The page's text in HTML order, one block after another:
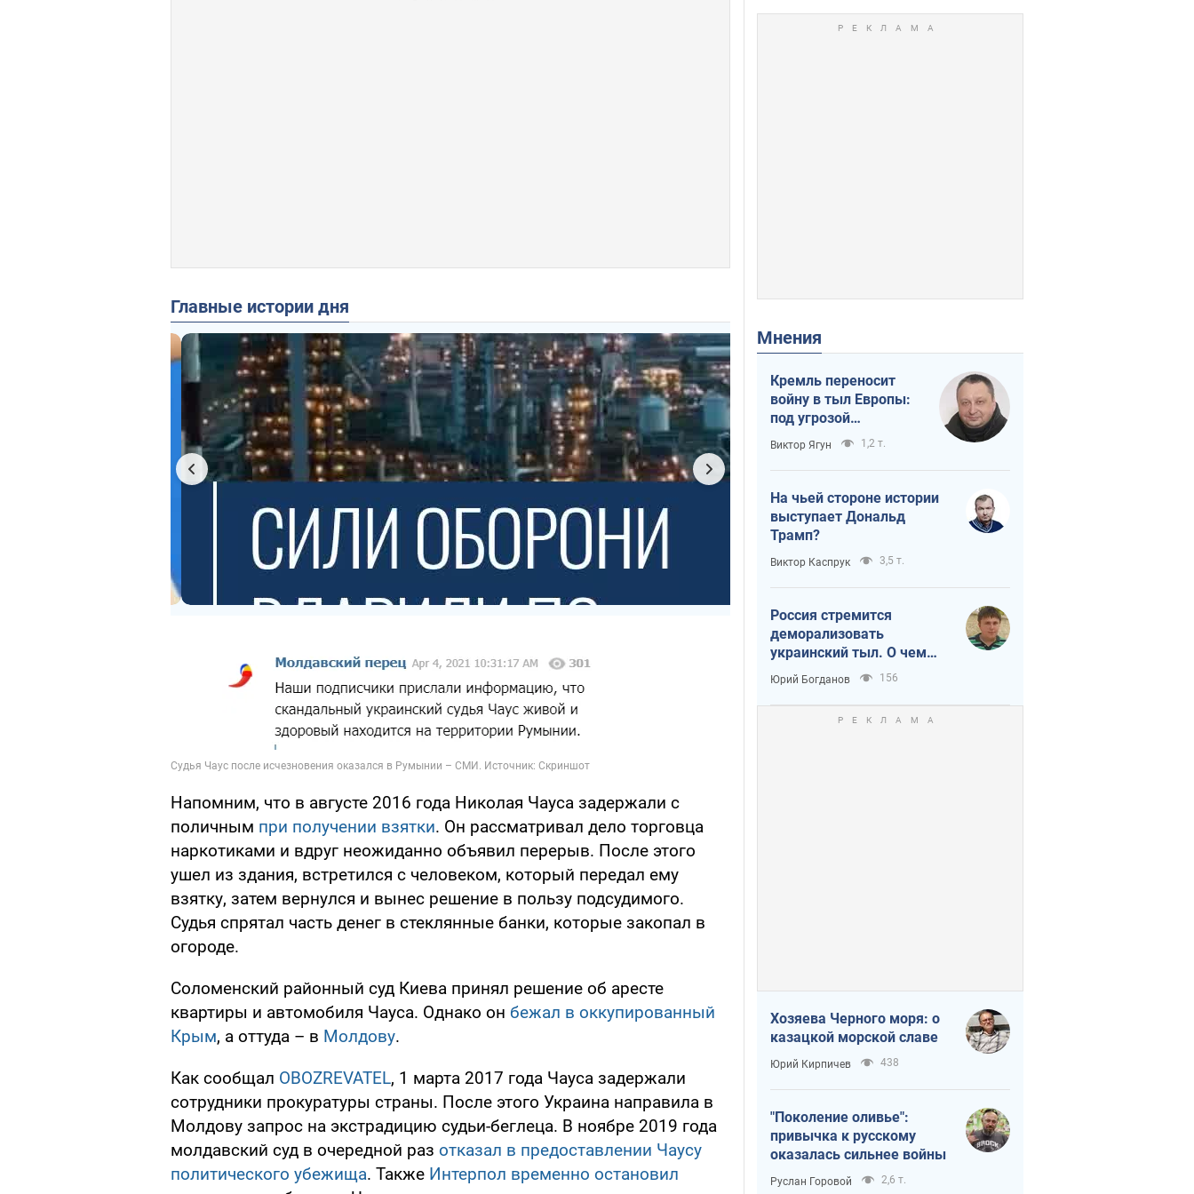
Главные истории дня
Напомним, что в августе 2016 года Николая Чауса задержали с
поличным при получении взятки. Он рассматривал дело торговца
наркотиками и вдруг неожиданно объявил перерыв. После этого
ушел из здания, встретился с человеком, который передал ему
взятку, затем вернулся и вынес решение в пользу подсудимого.
Судья спрятал часть денег в стеклянные банки, которые закопал в
огороде.
Соломенский районный суд Киева принял решение об аресте
квартиры и автомобиля Чауса. Однако он бежал в оккупированный
Крым, а оттуда – в Молдову.
Как сообщал OBOZREVATEL, 1 марта 2017 года Чауса задержали
сотрудники прокуратуры страны. После этого Украина направила в
Молдову запрос на экстрадицию судьи-беглеца. В ноябре 2019 года
молдавский суд в очередной раз отказал в предоставлении Чаусу
политического убежища. Также Интерпол временно остановил
Мнения
Кремль переносит
войну в тыл Европы:
под угрозой
критическая
логистика
Виктор Ягун 1,2 т.
На чьей стороне истории
выступает Дональд
Трамп?
Виктор Каспрук 3,5 т.
Россия стремится
деморализовать
украинский тыл. О чем
стоит себе напомнить
Юрий Богданов 156
Хозяева Черного моря: о
казацкой морской славе
Юрий Кирпичев 438
"Поколение оливье":
привычка к русскому
оказалась сильнее войны
Руслан Горовой 2,6 т.